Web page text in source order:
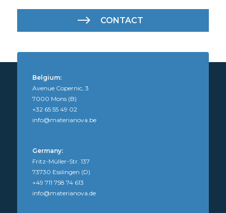
CONTACT
Belgium:
Avenue Copernic, 3
7000 Mons (B)
+32 65 55 49 02
info@materianova.be
Germany:
Fritz-Müller-Str. 137
73730 Esslingen (D)
+49 711 758 74 613
info@materianova.de